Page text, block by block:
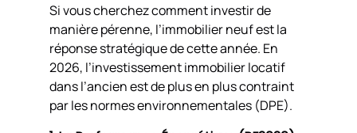
Si vous cherchez comment investir de
manière pérenne, l’immobilier neuf est la
réponse stratégique de cette année. En
2026, l’investissement immobilier locatif
dans l’ancien est de plus en plus contraint
par les normes environnementales (DPE).